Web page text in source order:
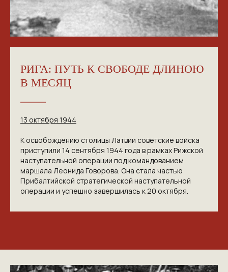
РИГА: ПУТЬ К СВОБОДЕ ДЛИНОЮ
В МЕСЯЦ
13 октября 1944
К освобождению столицы Латвии советские войска
приступили 14 сентября 1944 года в рамках Рижской
наступательной операции под командованием
маршала Леонида Говорова. Она стала частью
Прибалтийской стратегической наступательной
операции и успешно завершилась к 20 октября.